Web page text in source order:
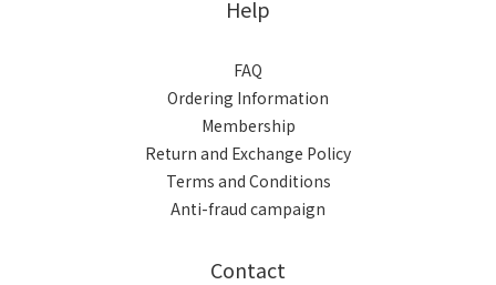
Help
FAQ
Ordering Information
Membership
Return and Exchange Policy
Terms and Conditions
Anti-fraud campaign
Contact